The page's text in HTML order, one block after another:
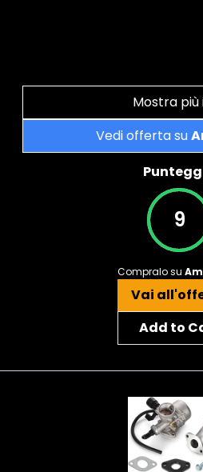
Mostra più
Vedi offerta su
9
Compralo su
Vai
Add to